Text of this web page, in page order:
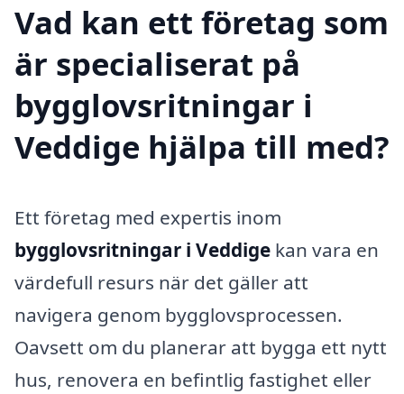
Vad kan ett företag som
är specialiserat på
bygglovsritningar i
Veddige hjälpa till med?
Ett företag med expertis inom
bygglovsritningar i Veddige kan vara en
värdefull resurs när det gäller att
navigera genom bygglovsprocessen.
Oavsett om du planerar att bygga ett nytt
hus, renovera en befintlig fastighet eller